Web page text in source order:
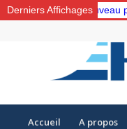
Derniers Affichages
“Vers un nouveau
Accueil A propos